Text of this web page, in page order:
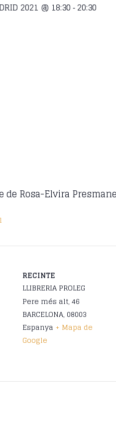
2021 @ 18:30 - 20:30
Rosa-Elvira
RECINTE
LLIBRERIA PROLEG
Pere més alt, 46
BARCELONA, 08003
Espanya + Mapa de
Google